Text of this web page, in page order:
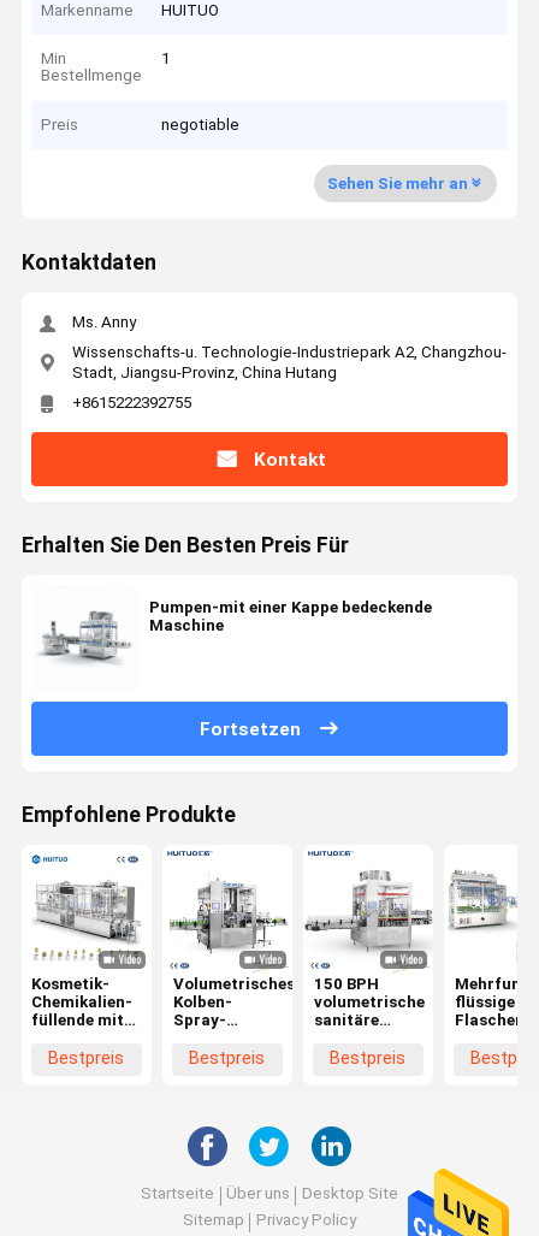
Markenname HUITUO
Min
Bestellmenge
1
Preis negotiable
Sehen Sie mehr an
Kontaktdaten
Ms. Anny
Wissenschafts-u. Technologie-Industriepark A2, Changzhou-
Stadt, Jiangsu-Provinz, China Hutang
+8615222392755
Kontakt
Erhalten Sie Den Besten Preis Für
Pumpen-mit einer Kappe bedeckende
Maschine
Fortsetzen
Empfohlene Produkte
Kosmetik-
Chemikalien-
füllende mit
bedeckende
Bestpreis
Volumetrisches
Kolben-
Spray-
mit einer
Bestpreis
150 BPH
volumetrische
sanitäre
fürBestpreis
flüssige
Flaschen-
Startseite Über uns
Desktop Site
Sitemap
Privacy Policy